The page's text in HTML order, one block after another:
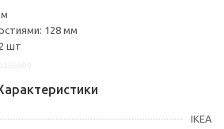
128 мм
шт
IKEA